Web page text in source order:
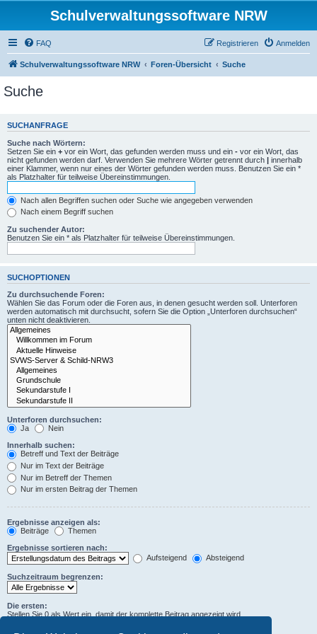
Schulverwaltungssoftware NRW
FAQ Anmelden
Registrieren
Schulverwaltungssoftware NRW Foren-Übersicht Suche
Suche
SUCHANFRAGE
Suche nach Wörtern:
Setzen Sie ein + vor ein Wort, das gefunden werden muss und ein - vor ein Wort, das
nicht gefunden werden darf. Verwenden Sie mehrere Wörter getrennt durch | innerhalb
einer Klammer, wenn nur eines der Wörter gefunden werden muss. Benutzen Sie ein *
als Platzhalter für teilweise Übereinstimmungen.
Nach allen Begriffen suchen oder Suche wie angegeben verwenden
Nach einem Begriff suchen
Zu suchender Autor:
Benutzen Sie ein * als Platzhalter für teilweise Übereinstimmungen.
SUCHOPTIONEN
Zu durchsuchende Foren:
Wählen Sie das Forum oder die Foren aus, in denen gesucht werden soll. Unterforen
werden automatisch mit durchsucht, sofern Sie die Option „Unterforen durchsuchen“
unten nicht deaktivieren.
Unterforen durchsuchen:
Ja
Nein
Innerhalb suchen:
Betreff und Text der Beiträge
Nur im Text der Beiträge
Nur im Betreff der Themen
Nur im ersten Beitrag der Themen
Ergebnisse anzeigen als:
Beiträge
Themen
Ergebnisse sortieren nach:
Aufsteigend
Absteigend
Suchzeitraum begrenzen:
Die ersten:
Stellen Sie 0 als Wert ein, damit der komplette Beitrag angezeigt wird.